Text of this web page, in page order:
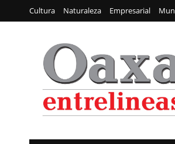
Cultura Naturaleza Empresarial